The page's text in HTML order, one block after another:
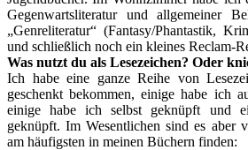
Gegenwartsliteratur und allgemeiner
„Genreliteratur“ (Fantasy/Phantastik,
und schließlich noch ein kleines Reclam-
Was nutzt du als Lesezeichen? Oder
Ich habe eine ganze Reihe von
geschenkt bekommen, einige habe ich
einige habe ich selbst geknüpft und
geknüpft. Im Wesentlichen sind es aber
am häufigsten in meinen Büchern finden: